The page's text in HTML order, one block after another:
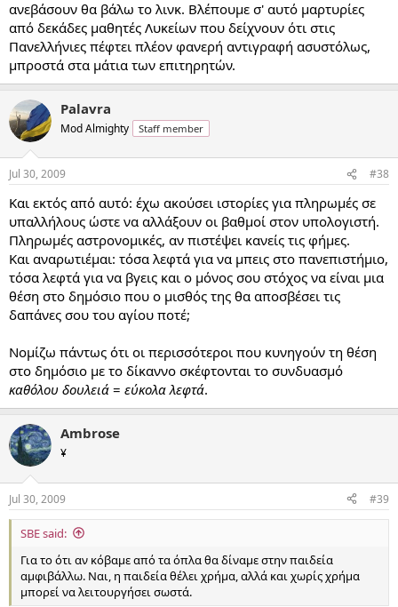
ανεβάσουν θα βάλω το λινκ. Βλέπουμε σ' αυτό μαρτυρίες
από δεκάδες μαθητές Λυκείων που δείχνουν ότι στις
Πανελλήνιες πέφτει πλέον φανερή αντιγραφή ασυστόλως,
μπροστά στα μάτια των επιτηρητών.
Palavra
Mod Almighty Staff member
Jul 30, 2009 #38
Και εκτός από αυτό: έχω ακούσει ιστορίες για πληρωμές σε
υπαλλήλους ώστε να αλλάξουν οι βαθμοί στον υπολογιστή.
Πληρωμές αστρονομικές, αν πιστέψει κανείς τις φήμες.
Και αναρωτιέμαι: τόσα λεφτά για να μπεις στο πανεπιστήμιο,
τόσα λεφτά για να βγεις και ο μόνος σου στόχος να είναι μια
θέση στο δημόσιο που ο μισθός της θα αποσβέσει τις
δαπάνες σου του αγίου ποτέ;
Νομίζω πάντως ότι οι περισσότεροι που κυνηγούν τη θέση
στο δημόσιο με το δίκαννο σκέφτονται το συνδυασμό
καθόλου δουλειά = εύκολα λεφτά.
Ambrose
¥
Jul 30, 2009 #39
SBE said:
Για το ότι αν κόβαμε από τα όπλα θα δίναμε στην παιδεία
αμφιβάλλω. Ναι, η παιδεία θέλει χρήμα, αλλά και χωρίς χρήμα
μπορεί να λειτουργήσει σωστά.